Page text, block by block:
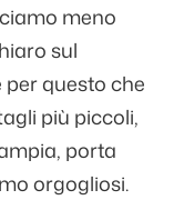
meno
sul
questo che
più piccoli,
porta
orgogliosi.